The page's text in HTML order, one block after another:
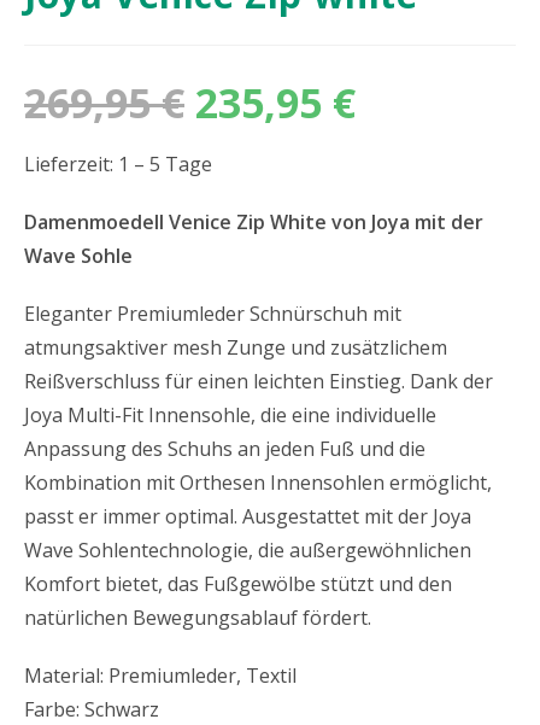
269,95€ 235,95 €
Lieferzeit: 1 – 5 Tage
Damenmoedell Venice Zip White von Joya mit der
Wave Sohle
Eleganter Premiumleder Schnürschuh mit
atmungsaktiver mesh Zunge und zusätzlichem
Reißverschluss für einen leichten Einstieg. Dank der
Joya Multi-Fit Innensohle, die eine individuelle
Anpassung des Schuhs an jeden Fuß und die
Kombination mit Orthesen Innensohlen ermöglicht,
passt er immer optimal. Ausgestattet mit der Joya
Wave Sohlentechnologie, die außergewöhnlichen
Komfort bietet, das Fußgewölbe stützt und den
natürlichen Bewegungsablauf fördert.
Material: Premiumleder, Textil
Farbe: Schwarz